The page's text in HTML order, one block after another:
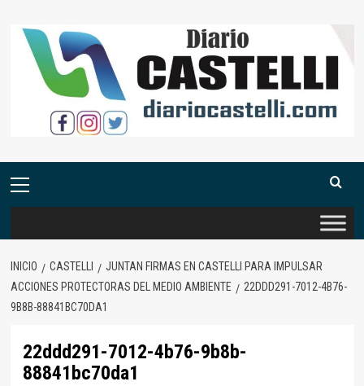
contenido
Menú
INICIO CASTELLI
JUNTAN FIRMAS EN CASTELLI PARA IMPULSAR
ACCIONES PROTECTORAS DEL MEDIO AMBIENTE
22DDD291-7012-4B76-
9B8B-88841BC70DA1
22ddd291-7012-4b76-9b8b-
88841bc70da1